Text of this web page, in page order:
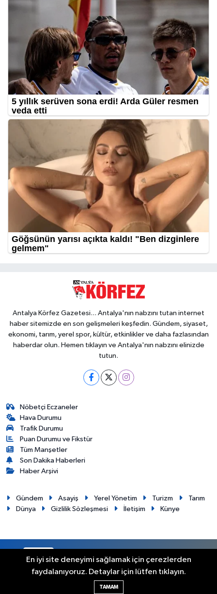
Antalya Körfez Gazetesi... Antalya'nın nabzını tutan internet
haber sitemizde en son gelişmeleri keşfedin. Gündem, siyaset,
ekonomi, tarım, yerel spor, kültür, etkinlikler ve daha fazlasından
haberdar olun. Hemen tıklayın ve Antalya'nın nabzını elinizde
tutun.
Nöbetçi Eczaneler
Hava Durumu
Trafik Durumu
Puan Durumu ve Fikstür
Tüm Manşetler
Son Dakika Haberleri
Haber Arşivi
Gündem Asayiş Yerel Yönetim Turizm
Tarım
Dünya
Gizlilik Sözleşmesi İletişim Künye
Haber Yazılımı:
En iyi site deneyimi sağlamak için çerezlerden
faydalanıyoruz. Detaylar için lütfen tıklayın.
TAMAM